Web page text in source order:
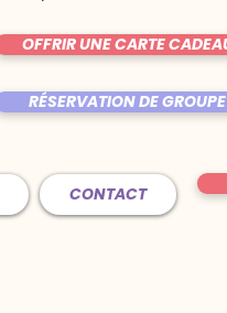
OFFRIR UNE CARTE
RÉSERVATION DE GROUPE
CONTACT